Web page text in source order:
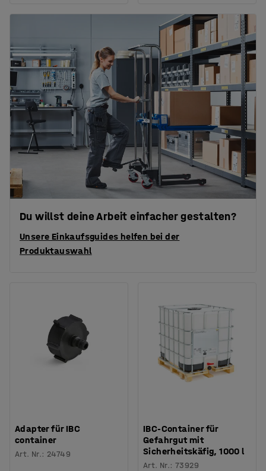
Du willst deine Arbeit einfacher gestalten?
Unsere Einkaufsguides helfen bei der
Produktauswahl
Adapter für IBC
container
Art. Nr.: 24749
IBC-Container für
Gefahrgut mit
Sicherheitskäfig, 1000 l
Art. Nr.:73929